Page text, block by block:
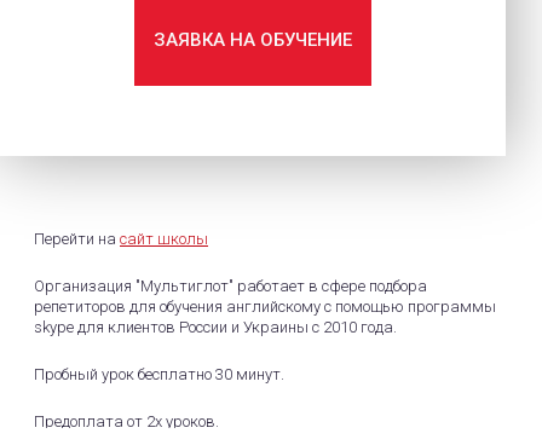
ЗАЯВКА НА ОБУЧЕНИЕ
Перейти на сайт школы
Организация "Мультиглот" работает в сфере подбора
репетиторов для обучения английскому с помощью программы
skype для клиентов России и Украины с 2010 года.
Пробный урок бесплатно 30 минут.
Предоплата от 2х уроков.